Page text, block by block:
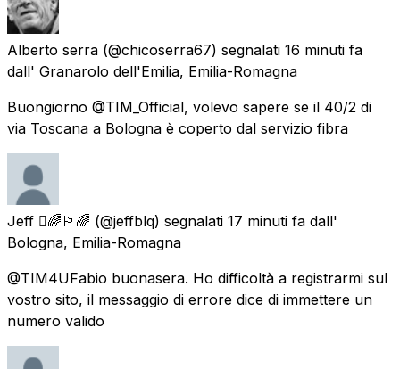
Alberto serra (@chicoserra67) segnalati 16 minuti fa
dall' Granarolo dell'Emilia, Emilia-Romagna
Buongiorno @TIM_Official, volevo sapere se il 40/2 di
via Toscana a Bologna è coperto dal servizio fibra
Jeff 🌈🏳️‍🌈 (@jeffblq) segnalati 17 minuti fa dall'
Bologna, Emilia-Romagna
@TIM4UFabio buonasera. Ho difficoltà a registrarmi sul
vostro sito, il messaggio di errore dice di immettere un
numero valido